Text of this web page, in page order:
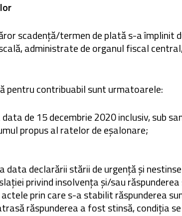
scadență/termen de plată s-a împlinit
administrate de organul fiscal
pentru contribuabil sunt urmatoarele:
de 15 decembrie 2020 inclusiv, sub
propus al ratelor de eșalonare;
data declarării stării de urgență și
privind insolvența și/sau
actele prin care s-a stabilit răspunderea
răspunderea a fost stinsă, condiția